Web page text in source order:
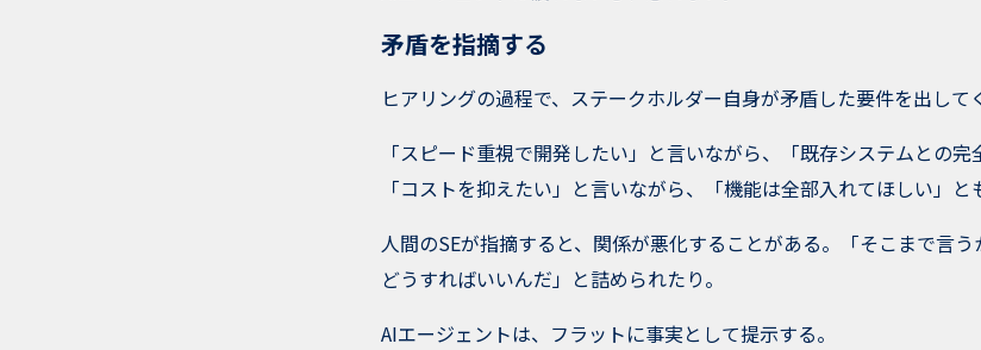
矛盾を指摘する
ヒアリングの過程で、ステークホルダー自身が矛盾した要件を出して
「スピード重視で開発したい」と言いながら、「既存システムとの完
「コストを抑えたい」と言いながら、「機能は全部入れてほしい」と
人間のSEが指摘すると、関係が悪化することがある。「そこまで言
どうすればいいんだ」と詰められたり。
AIエージェントは、フラットに事実として提示する。